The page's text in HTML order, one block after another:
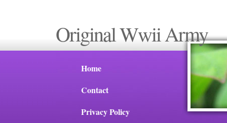
Original Wwii Army
Home
Contact
Privacy Policy